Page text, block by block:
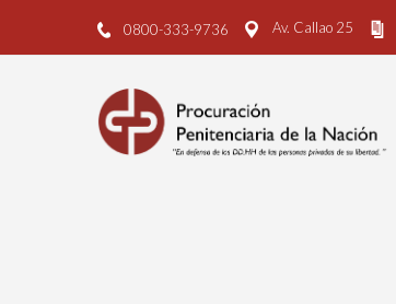
0800-333-9736 Av. Callao 25